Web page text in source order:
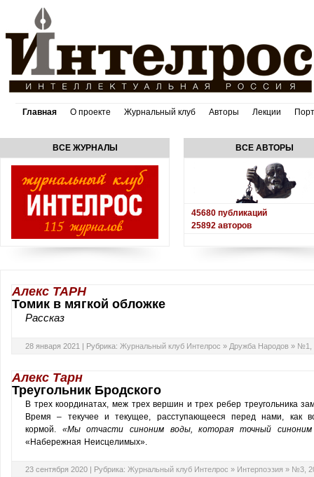
Главная О проекте Журнальный клуб Авторы Лекции
ВСЕ ЖУРНАЛЫ ВСЕ АВТОРЫ
45680 публикаций
25892 авторов
Алекс ТАРН
Томик в мягкой обложке
Рассказ
28 января 2021 | Рубрика: Журнальный клуб Интелрос » Дружба Народов » №1,
Алекс Тарн
Треугольник Бродского
В трех координатах, меж трех вершин и трех ребер треугольника
Время – текучее и текущее, расступающееся перед нами, как
кормой. «Мы отчасти синоним воды, которая точный синоним
«Набережная Неисцелимых».
23 сентября 2020 | Рубрика: Журнальный клуб Интелрос » Интерпоэзия » №3,